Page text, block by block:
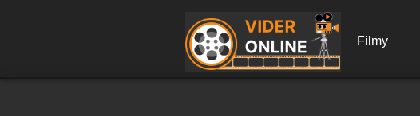
Filmy